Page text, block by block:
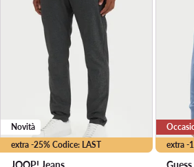
extra -25% Codice: LAST
Novità
JOOP! Jeans
extra -
Guess